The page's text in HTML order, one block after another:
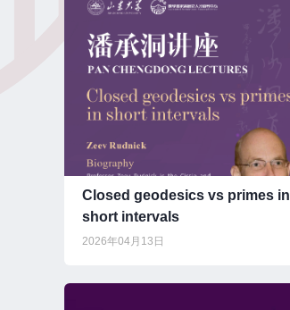
Closed geodesics vs primes in
short intervals
2026年04月13日